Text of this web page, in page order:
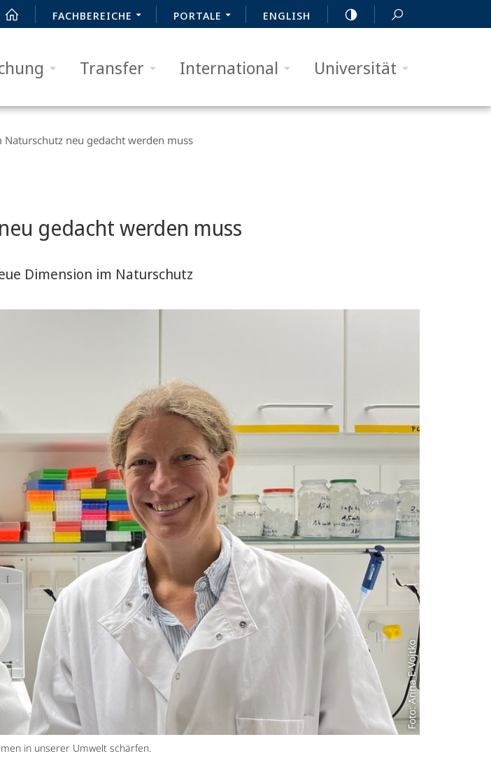
FACHBEREICHE PORTALE ENGLISH
Transfer International Universität
neu gedacht werden muss
gedacht werden muss
Dimension im Naturschutz
Foto: Anna E-Vojtko
in unserer Umwelt schärfen.